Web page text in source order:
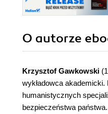
O autorze
Krzysztof Gawkowski
wykładowca akademicki.
humanistycznych
bezpieczeństwa